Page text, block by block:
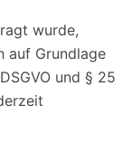
wurde,
auf Grundlage
und § 25